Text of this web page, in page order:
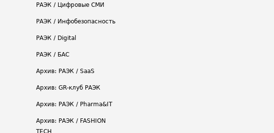
РАЭК / Цифровые СМИ
РАЭК / Инфобезопасность
РАЭК / Digital
РАЭК / БАС
Архив: РАЭК / SaaS
Архив: GR-клуб РАЭК
Архив: РАЭК / Pharma&IT
Архив: РАЭК / FASHION
TECH